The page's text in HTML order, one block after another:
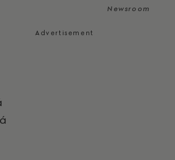
Newsroom